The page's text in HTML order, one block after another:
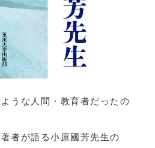
うな人間・教育者だったの
者が語る小原國芳先生の